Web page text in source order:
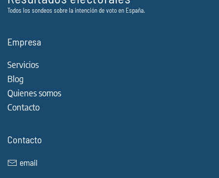
Todos los sondeos sobre la intención de voto en España.
Empresa
Servicios
Blog
Quienes somos
Contacto
Contacto
email